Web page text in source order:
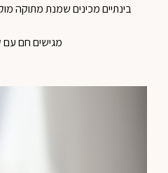
בינתיים מכינים שמנת מתוקה מוקצפת עם 2
מגישים חם